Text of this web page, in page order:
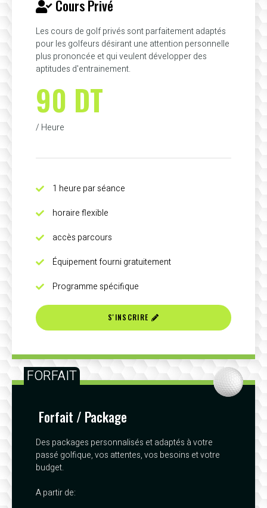
Cours Privé
Les cours de golf privés sont parfaitement adaptés
pour les golfeurs désirant une attention personnelle
plus prononcée et qui veulent développer des
aptitudes d'entrainement.
90 DT
/ Heure
1 heure par séance
horaire flexible
accès parcours
Équipement fourni gratuitement
Programme spécifique
S'INSCRIRE
FORFAIT
Forfait / Package
Des packages personnalisés et adaptés à votre
passé golfique, vos attentes, vos besoins et votre
budget.
A partir de: